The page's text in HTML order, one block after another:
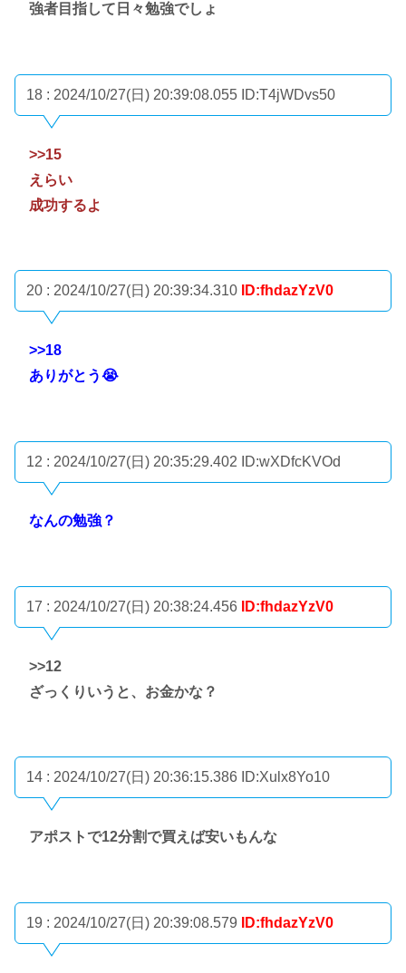
強者目指して日々勉強でしょ
18 : 2024/10/27(日) 20:39:08.055 ID:T4jWDvs50
>>15
えらい
成功するよ
20 : 2024/10/27(日) 20:39:34.310 ID:fhdazYzV0
>>18
ありがとう😭
12 : 2024/10/27(日) 20:35:29.402 ID:wXDfcKVOd
なんの勉強？
17 : 2024/10/27(日) 20:38:24.456 ID:fhdazYzV0
>>12
ざっくりいうと、お金かな？
14 : 2024/10/27(日) 20:36:15.386 ID:Xulx8Yo10
アポストで12分割で買えば安いもんな
19 : 2024/10/27(日) 20:39:08.579 ID:fhdazYzV0